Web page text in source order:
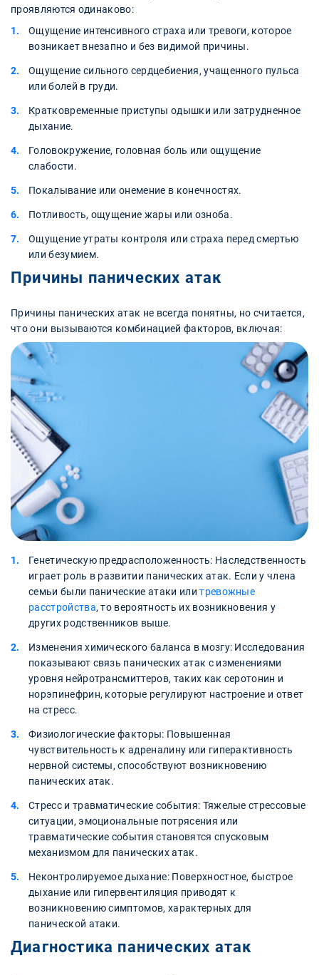
проявляются одинаково:
Ощущение интенсивного страха или тревоги, которое
возникает внезапно и без видимой причины.
Ощущение сильного сердцебиения, учащенного пульса
или болей в груди.
Кратковременные приступы одышки или затрудненное
дыхание.
Головокружение, головная боль или ощущение
слабости.
Покалывание или онемение в конечностях.
Потливость, ощущение жары или озноба.
Ощущение утраты контроля или страха перед смертью
или безумием.
Причины панических атак
Причины панических атак не всегда понятны, но считается,
что они вызываются комбинацией факторов, включая:
Генетическую предрасположенность: Наследственность
играет роль в развитии панических атак. Если у члена
семьи были панические атаки илитревожные
расстройства, то вероятность их возникновения у
других родственников выше.
Изменения химического баланса в мозгу: Исследования
показывают связь панических атак с изменениями
уровня нейротрансмиттеров, таких как серотонин и
норэпинефрин, которые регулируют настроение и ответ
на стресс.
Физиологические факторы: Повышенная
чувствительность к адреналину или гиперактивность
нервной системы, способствуют возникновению
панических атак.
Стресс и травматические события: Тяжелые стрессовые
ситуации, эмоциональные потрясения или
травматические события становятся спусковым
механизмом для панических атак.
Неконтролируемое дыхание: Поверхностное, быстрое
дыхание или гипервентиляция приводят к
возникновению симптомов, характерных для
панической атаки.
Диагностика панических атак